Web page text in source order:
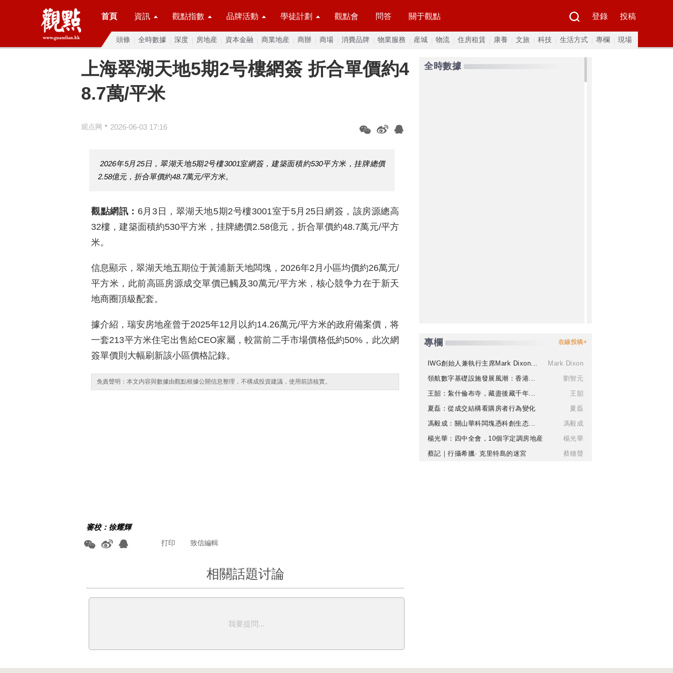
首頁 資訊 觀點指數 品牌活動 學徒計劃 觀點會 問答 關于觀點 登錄 投稿
頭條 全時數據 深度 房地産 資本金融 商業地産 商辦 商場 消費品牌 物業服務 産城 物流 住房租賃 康養 文旅 科技 生活方式 專欄 現場
上海翠湖天地5期2号樓網簽 折合單價約4
8.7萬/平米
观点网 • 2026-06-03 17:16
2026年5月25日，翠湖天地5期2号樓3001室網簽，建築面積約530平方米，挂牌總價
2.58億元，折合單價約48.7萬元/平方米。
觀點網訊： 6月3日，翠湖天地5期2号樓3001室于5月25日網簽，該房源總高
32樓，建築面積約530平方米，挂牌總價2.58億元，折合單價約48.7萬元/平方
米。
信息顯示，翠湖天地五期位于黃浦新天地闆塊，2026年2月小區均價約26萬元/
平方米，此前高區房源成交單價已觸及30萬元/平方米，核心競争力在于新天
地商圈頂級配套。
據介紹，瑞安房地産曾于2025年12月以約14.26萬元/平方米的政府備案價，将
一套213平方米住宅出售給CEO家屬，較當前二手市場價格低約50%，此次網
簽單價則大幅刷新該小區價格記錄。
免責聲明：本文内容與數據由觀點根據公開信息整理，不構成投資建議，使用前請核實。
審校：徐耀輝
致信編輯
打印
相關話題讨論
我要提問...
全時數據
專欄 在線投稿+
IWG創始人兼執行主席Mark Dixon...
Mark Dixon
領航數字基礎設施發展風潮：香港...
劉智元
王韶：紮什倫布寺，藏盡後藏千年...
王韶
夏磊：從成交結構看購房者行為變化
夏磊
馮毅成：關山華科闆塊憑科創生态...
馮毅成
楊光華：四中全會，10個字定調房地産
楊光華
蔡記｜行攝希臘· 克里特島的迷宮
蔡穗聲